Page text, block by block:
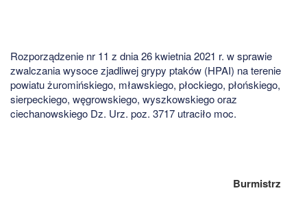
Rozporządzenie nr 11 z dnia 26 kwietnia 2021 r. w sprawie
zwalczania wysoce zjadliwej grypy ptaków (HPAI) na terenie
powiatu żuromińskiego, mławskiego, płockiego, płońskiego,
sierpeckiego, węgrowskiego, wyszkowskiego oraz
ciechanowskiego Dz. Urz. poz. 3717 utraciło moc.
Burmistrz